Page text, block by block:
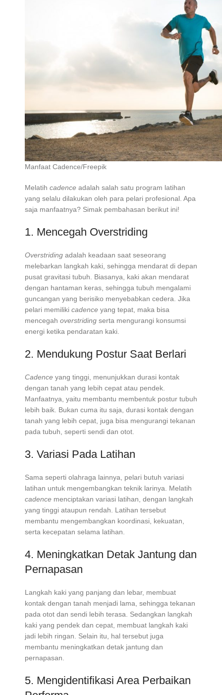
Manfaat Cadence/Freepik
Melatih cadence adalah salah satu program latihan
yang selalu dilakukan oleh para pelari profesional. Apa
saja manfaatnya? Simak pembahasan berikut ini!
1. Mencegah Overstriding
Overstriding adalah keadaan saat seseorang
melebarkan langkah kaki, sehingga mendarat di depan
pusat gravitasi tubuh. Biasanya, kaki akan mendarat
dengan hantaman keras, sehingga tubuh mengalami
guncangan yang berisiko menyebabkan cedera. Jika
pelari memiliki cadence yang tepat, maka bisa
mencegah overstriding serta mengurangi konsumsi
energi ketika pendaratan kaki.
2. Mendukung Postur Saat Berlari
Cadence yang tinggi, menunjukkan durasi kontak
dengan tanah yang lebih cepat atau pendek.
Manfaatnya, yaitu membantu membentuk postur tubuh
lebih baik. Bukan cuma itu saja, durasi kontak dengan
tanah yang lebih cepat, juga bisa mengurangi tekanan
pada tubuh, seperti sendi dan otot.
3. Variasi Pada Latihan
Sama seperti olahraga lainnya, pelari butuh variasi
latihan untuk mengembangkan teknik larinya. Melatih
cadence menciptakan variasi latihan, dengan langkah
yang tinggi ataupun rendah. Latihan tersebut
membantu mengembangkan koordinasi, kekuatan,
serta kecepatan selama latihan.
4. Meningkatkan Detak Jantung dan
Pernapasan
Langkah kaki yang panjang dan lebar, membuat
kontak dengan tanah menjadi lama, sehingga tekanan
pada otot dan sendi lebih terasa. Sedangkan langkah
kaki yang pendek dan cepat, membuat langkah kaki
jadi lebih ringan. Selain itu, hal tersebut juga
membantu meningkatkan detak jantung dan
pernapasan.
5. Mengidentifikasi Area Perbaikan